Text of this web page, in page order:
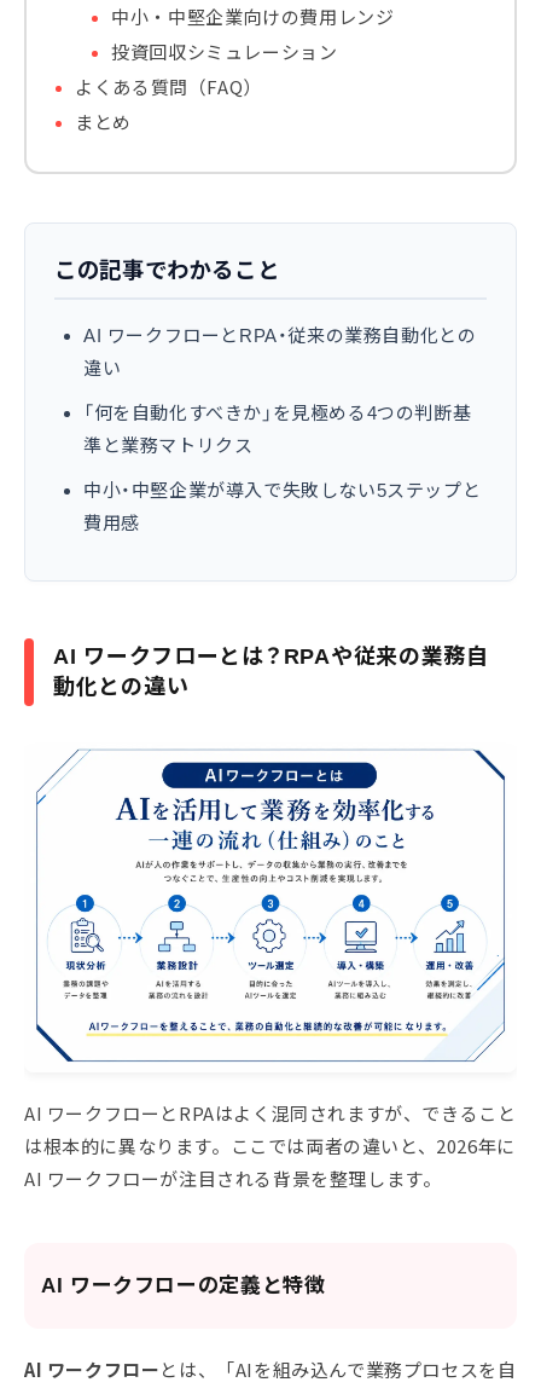
中小・中堅企業向けの費用レンジ
投資回収シミュレーション
よくある質問（FAQ）
まとめ
この記事でわかること
AI ワークフローとRPA・従来の業務自動化との
違い
「何を自動化すべきか」を見極める4つの判断基
準と業務マトリクス
中小・中堅企業が導入で失敗しない5ステップと
費用感
AI ワークフローとは？RPAや従来の業務自
動化との違い
AI ワークフローとRPAはよく混同されますが、できること
は根本的に異なります。ここでは両者の違いと、2026年に
AI ワークフローが注目される背景を整理します。
AI ワークフローの定義と特徴
AI ワークフローとは、「AIを組み込んで業務プロセスを自